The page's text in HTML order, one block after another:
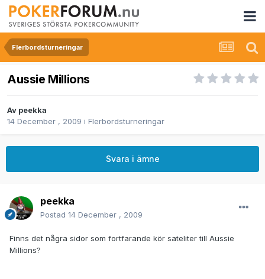
Flerbordsturneringar
Aussie Millions
Av peekka
14 December , 2009 i Flerbordsturneringar
Svara i ämne
peekka
Postad 14 December , 2009
Finns det några sidor som fortfarande kör sateliter till Aussie
Millions?